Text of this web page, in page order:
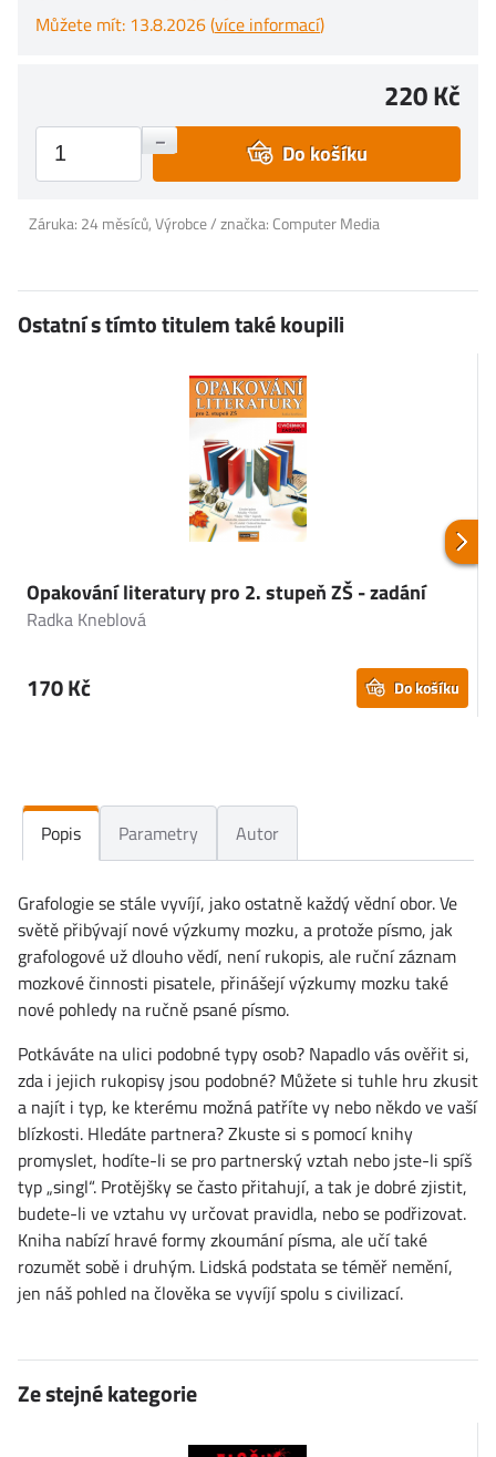
Můžete mít: 13.8.2026 (více informací)
220 Kč
+
– Do košíku
Záruka: 24 měsíců, Výrobce / značka: Computer Media
Ostatní s tímto titulem také koupili
Opakování literatury pro 2. stupeň ZŠ - zadání
Radka Kneblová
170 Kč Do košíku
Popis Parametry Autor
Grafologie se stále vyvíjí, jako ostatně každý vědní obor. Ve
světě přibývají nové výzkumy mozku, a protože písmo, jak
grafologové už dlouho vědí, není rukopis, ale ruční záznam
mozkové činnosti pisatele, přinášejí výzkumy mozku také
nové pohledy na ručně psané písmo.
Potkáváte na ulici podobné typy osob? Napadlo vás ověřit si,
zda i jejich rukopisy jsou podobné? Můžete si tuhle hru zkusit
a najít i typ, ke kterému možná patříte vy nebo někdo ve vaší
blízkosti. Hledáte partnera? Zkuste si s pomocí knihy
promyslet, hodíte-li se pro partnerský vztah nebo jste-li spíš
typ „singl“. Protějšky se často přitahují, a tak je dobré zjistit,
budete-li ve vztahu vy určovat pravidla, nebo se podřizovat.
Kniha nabízí hravé formy zkoumání písma, ale učí také
rozumět sobě i druhým. Lidská podstata se téměř nemění,
jen náš pohled na člověka se vyvíjí spolu s civilizací.
Ze stejné kategorie